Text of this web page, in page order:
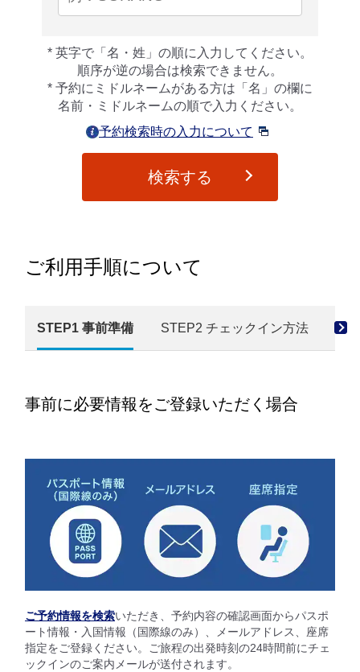
英字で「名・姓」の順に入力してください。
順序が逆の場合は検索できません。
予約にミドルネームがある方は「名」の欄に
名前・ミドルネームの順で入力ください。
予約検索時の入力について
検索する
ご利用手順について
STEP1 事前準備 STEP2 チェックイン方法
事前に必要情報をご登録いただく場合
ご予約情報を検索いただき、予約内容の確認画面からパスポ
ート情報・入国情報（国際線のみ）、メールアドレス、座席
指定をご登録ください。ご旅程の出発時刻の24時間前にチェ
ックインのご案内メールが送付されます。